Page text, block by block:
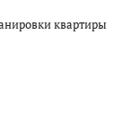
квартиры